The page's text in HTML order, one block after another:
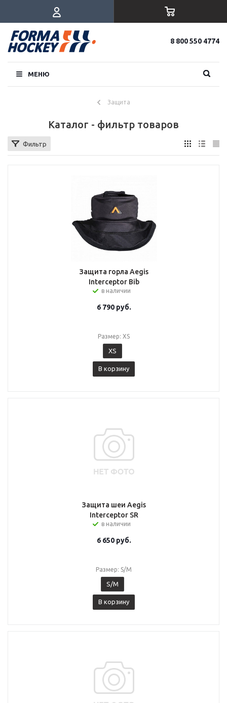
8 800 550 4774
МЕНЮ
Защита
Каталог - фильтр товаров
Фильтр
Защита горла Aegis
Interceptor Bib
в наличии
6 790руб.
Размер: XS
XS
В корзину
Защита шеи Aegis
Interceptor SR
в наличии
6 650руб.
Размер: S/M
S/M
В корзину